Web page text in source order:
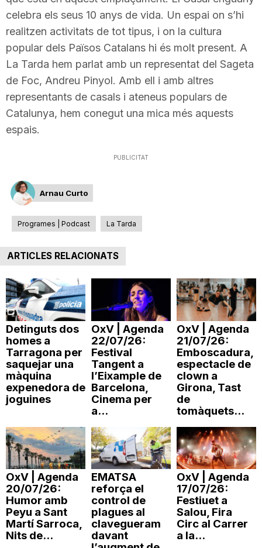
T
r
a
g
o
n
a
celebra els seus 10 anys de vida. Un espai on s’hi
realitzen activitats de tot tipus, i on la cultura
popular dels Països Catalans hi és molt present. A
La Tarda hem parlat amb un representat del Sageta
de Foc, Andreu Pinyol. Amb ell i amb altres
representants de casals i ateneus populars de
Catalunya, hem conegut una mica més aquests
espais.
PUBLICITAT
Arnau Curto
Programes | Podcast La Tarda
ARTICLES RELACIONATS
Detinguts dos
homes a
Tarragona per
saquejar una
màquina
expenedora de
joguines
OxV | Agenda
22/07/26:
Festival
Tangent a
l’Eixample de
Barcelona,
Cinema per
a...
OxV | Agenda
21/07/26:
Emboscadura,
espectacle de
clown a
Girona, Tast
de
tomàquets...
OxV | Agenda
20/07/26:
Humor amb
Peyu a Sant
Martí Sarroca,
Nits de...
EMATSA
reforça el
control de
plagues al
clavegueram
davant
OxV | Agenda
17/07/26:
Festiuet a
Salou, Fira
Circ al Carrer
a la...